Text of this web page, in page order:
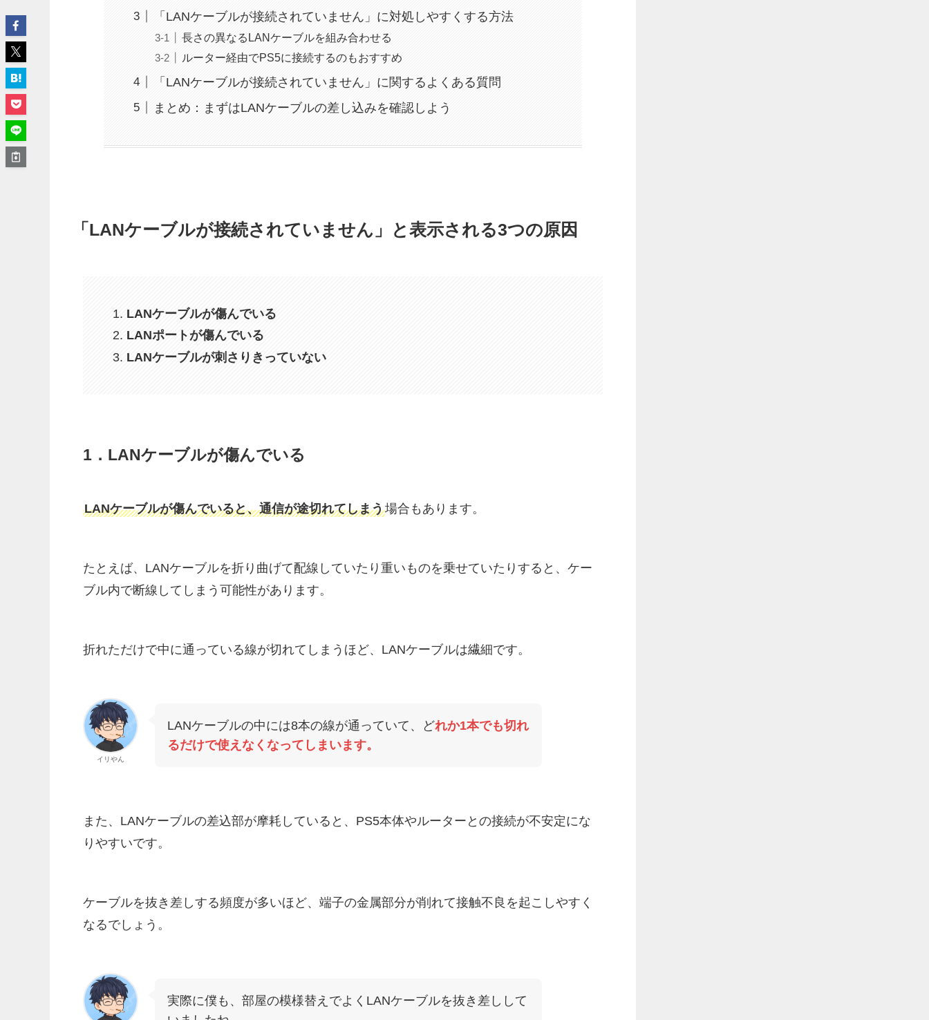
「LANケーブルが接続されていません」に対処しやすくする方法
長さの異なるLANケーブルを組み合わせる
ルーター経由でPS5に接続するのもおすすめ
「LANケーブルが接続されていません」に関するよくある質問
まとめ：まずはLANケーブルの差し込みを確認しよう
「LANケーブルが接続されていません」と表示される3つの原因
LANケーブルが傷んでいる
LANポートが傷んでいる
LANケーブルが刺さりきっていない
1．LANケーブルが傷んでいる
LANケーブルが傷んでいると、通信が途切れてしまう場合もあります。
たとえば、LANケーブルを折り曲げて配線していたり重いものを乗せていたりすると、ケー
ブル内で断線してしまう可能性があります。
折れただけで中に通っている線が切れてしまうほど、LANケーブルは繊細です。
イリやん
LANケーブルの中には8本の線が通っていて、どれか1本でも切れ
るだけで使えなくなってしまいます。
また、LANケーブルの差込部が摩耗していると、PS5本体やルーターとの接続が不安定にな
りやすいです。
ケーブルを抜き差しする頻度が多いほど、端子の金属部分が削れて接触不良を起こしやすく
なるでしょう。
実際に僕も、部屋の模様替えでよくLANケーブルを抜き差しして